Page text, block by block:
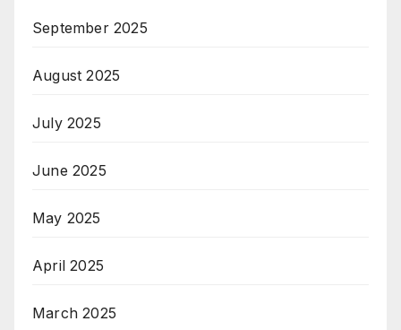
September 2025
August 2025
July 2025
June 2025
May 2025
April 2025
March 2025